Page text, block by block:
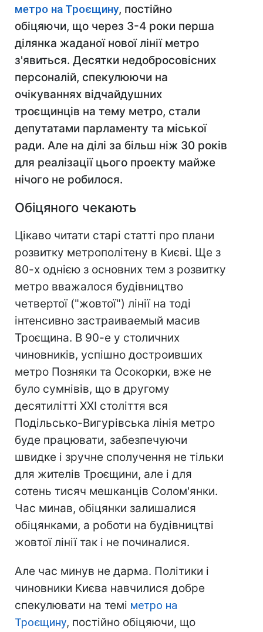
метро на Троєщину, постійно
обіцяючи, що через 3-4 роки перша
ділянка жаданої нової лінії метро
з'явиться. Десятки недобросовісних
персоналій, спекулюючи на
очікуваннях відчайдушних
троєщинців на тему метро, стали
депутатами парламенту та міської
ради. Але на ділі за більш ніж 30 років
для реалізації цього проекту майже
нічого не робилося.
Обіцяного чекають
Цікаво читати старі статті про плани
розвитку метрополітену в Києві. Ще з
80-х однією з основних тем з розвитку
метро вважалося будівництво
четвертої ("жовтої") лінії на тоді
інтенсивно застраиваемый масив
Троєщина. В 90-е у столичних
чиновників, успішно достроивших
метро Позняки та Осокорки, вже не
було сумнівів, що в другому
десятилітті XXI століття вся
Подільсько-Вигурівська лінія метро
буде працювати, забезпечуючи
швидке і зручне сполучення не тільки
для жителів Троєщини, але і для
сотень тисяч мешканців Солом'янки.
Час минав, обіцянки залишалися
обіцянками, а роботи на будівництві
жовтої лінії так і не починалися.
Але час минув не дарма. Політики і
чиновники Києва навчилися добре
спекулювати на темі метро на
Троєщину, постійно обіцяючи, що